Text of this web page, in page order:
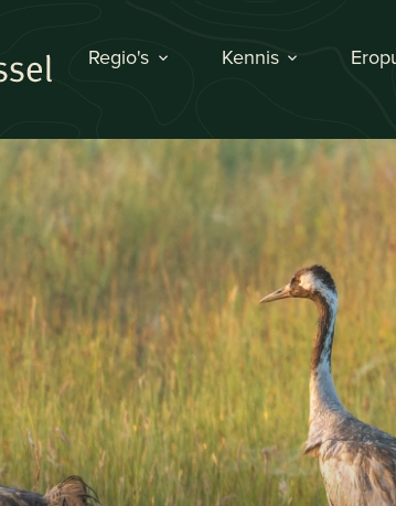
Regio's Kennis